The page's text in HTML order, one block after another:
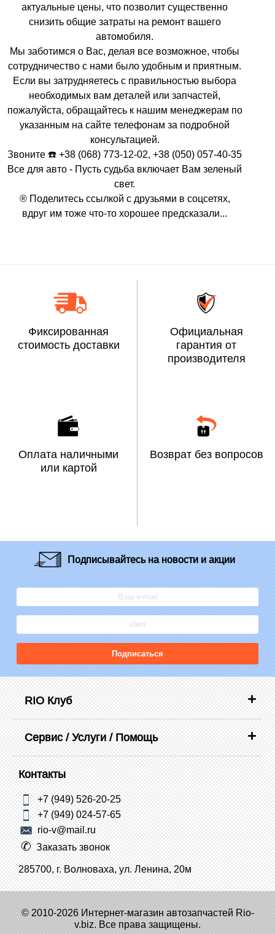
актуальные цены, что позволит существенно
снизить общие затраты на ремонт вашего
автомобиля.
Мы заботимся о Вас, делая все возможное, чтобы
сотрудничество с нами было удобным и приятным.
Если вы затрудняетесь с правильностью выбора
необходимых вам деталей или запчастей,
пожалуйста, обращайтесь к нашим менеджерам по
указанным на сайте телефонам за подробной
консультацией.
Звоните ☎️ +38 (068) 773-12-02, +38 (050) 057-40-35
Все для авто - Пусть судьба включает Вам зеленый
свет.
® Поделитесь ссылкой с друзьями в соцсетях,
вдруг им тоже что-то хорошее предсказали...
Фиксированная
стоимость доставки
Официальная
гарантия от
производителя
Оплата наличными
или картой
Возврат без вопросов
Подписывайтесьна новости и акции
Подписаться
RIO Клуб
Сервис / Услуги / Помощь
Контакты
+7 (949) 526-20-25
+7 (949) 024-57-65
rio-v@mail.ru
Заказать звонок
285700, г. Волноваха, ул. Ленина, 20м
© 2010-2026 Интернет-магазин автозапчастей Rio-
v.biz. Все права защищены.